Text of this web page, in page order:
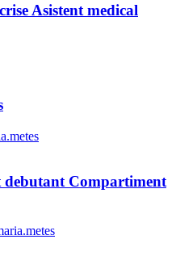
Asistent medical
Compartiment